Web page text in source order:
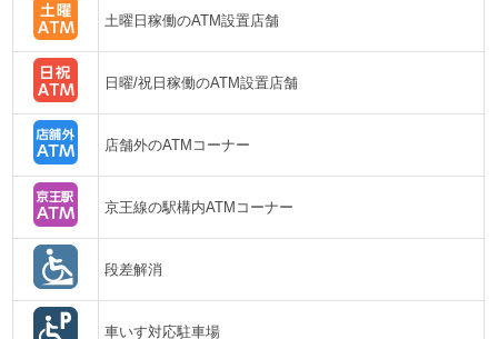
土曜日稼働のATM設置店舗
日曜/祝日稼働のATM設置店舗
店舗外のATMコーナー
京王線の駅構内ATMコーナー
段差解消
車いす対応駐車場